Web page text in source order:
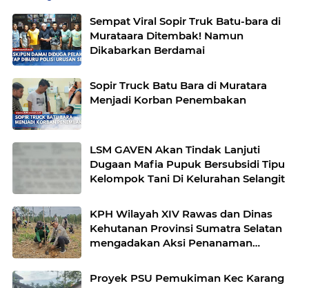
Sempat Viral Sopir Truk Batu-bara di
Murataara Ditembak! Namun
Dikabarkan Berdamai
Sopir Truck Batu Bara di Muratara
Menjadi Korban Penembakan
LSM GAVEN Akan Tindak Lanjuti
Dugaan Mafia Pupuk Bersubsidi Tipu
Kelompok Tani Di Kelurahan Selangit
KPH Wilayah XIV Rawas dan Dinas
Kehutanan Provinsi Sumatra Selatan
mengadakan Aksi Penanaman
Proyek PSU Pemukiman Kec Karang